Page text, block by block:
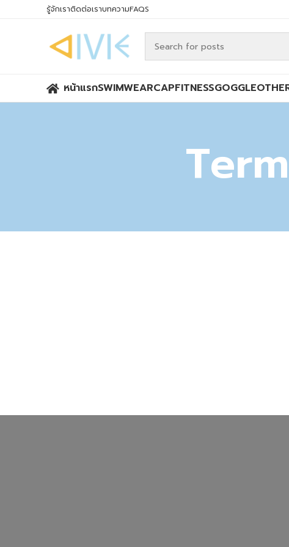
รู้จักเราติดต่อเราบทความFAQS
หน้าแรกSWIMWEARCAPFITNESSGOGGLE